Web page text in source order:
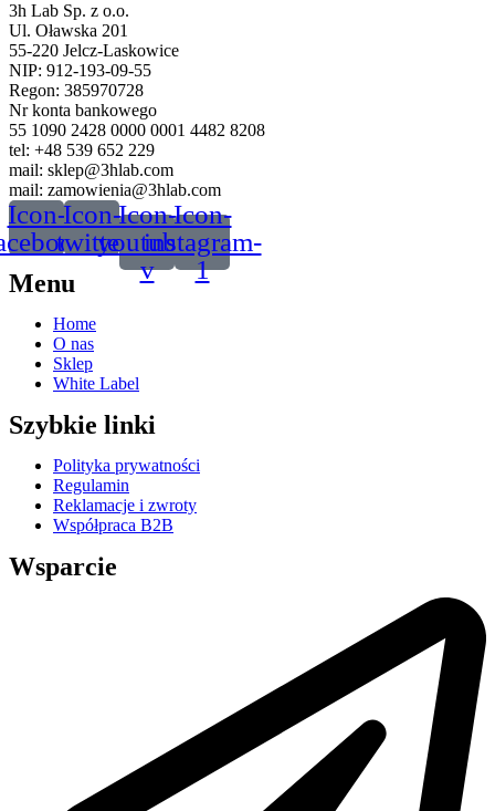
3h Lab Sp. z o.o.
Ul. Oławska 201
55-220 Jelcz-Laskowice
NIP: 912-193-09-55
Regon: 385970728
Nr konta bankowego
55 1090 2428 0000 0001 4482 8208
tel: +48 539 652 229
mail: sklep@3hlab.com
mail: zamowienia@3hlab.com
Icon-Icon-
twitter
Icon-
youtube-
v
Icon-
instagram-
1
Menu
Home
O nas
Sklep
White Label
Szybkie linki
Polityka prywatności
Regulamin
Reklamacje i zwroty
Współpraca B2B
Wsparcie